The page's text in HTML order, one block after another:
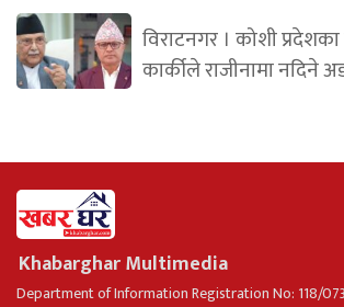
विराटनगर । कोशी
कार्कीले राजीनामा नदिने
Khabarghar Multimedia
Department of Information Registration No: 118/